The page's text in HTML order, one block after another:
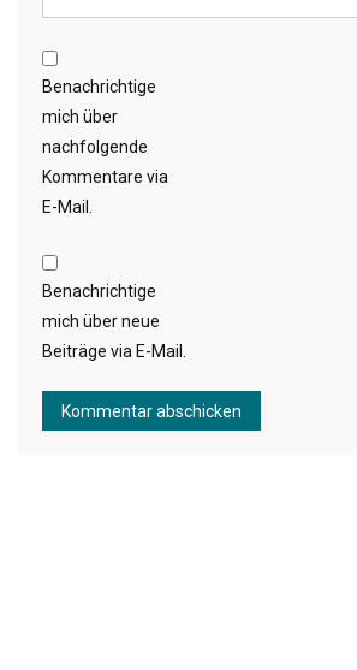
Benachrichtige
mich über
nachfolgende
Kommentare via
E-Mail.
Benachrichtige
mich über neue
Beiträge via E-Mail.